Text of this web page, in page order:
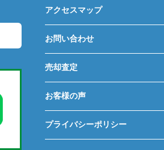
アクセスマップ
お問い合わせ
売却査定
お客様の声
プライバシーポリシー